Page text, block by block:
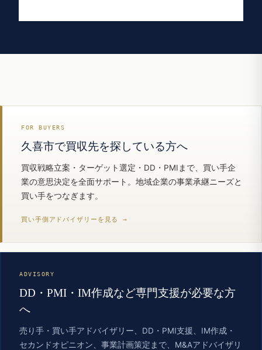
FOR BUYERS
久喜市で買収先を探している方へ
買収戦略立案・ターゲット選定・DD・PMIまで、買い手企
業の意思決定を全面サポート。地域企業の事業承継ニーズと
買い手をつなぎます。
買い手側アドバイザリーを見る →
ADVISORY
DD・PMI・IM作成など専門支援が必要な方
へ
売り手・買い手アドバイザリー、DD・PMI支援、IM作成・
セカンドオピニオン、事業計画策定まで、M&Aアドバイザリ